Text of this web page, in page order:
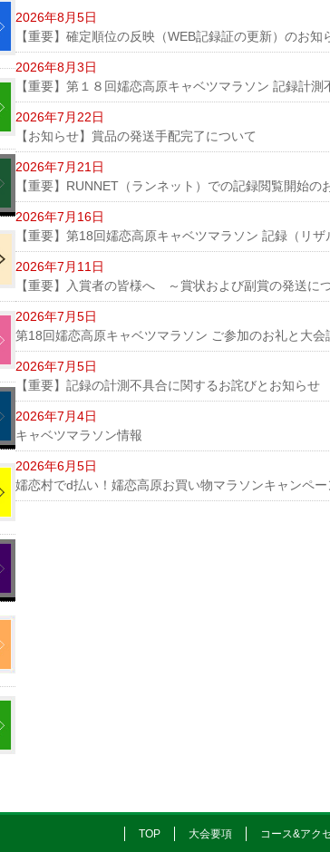
2026年8月5日
【重要】確定順位の反映（WEB記録証の更新）のお知
2026年8月3日
【重要】第１８回嬬恋高原キャベツマラソン 記録計
2026年7月22日
【お知らせ】賞品の発送手配完了について
2026年7月21日
【重要】RUNNET（ランネット）での記録閲覧開始の
2026年7月16日
【重要】第18回嬬恋高原キャベツマラソン 記録（リ
2026年7月11日
【重要】入賞者の皆様へ ～賞状および副賞の発送に
2026年7月5日
第18回嬬恋高原キャベツマラソン ご参加のお礼と大会
2026年7月5日
【重要】記録の計測不具合に関するお詫びとお知らせ
2026年7月4日
キャベツマラソン情報
2026年6月5日
嬬恋村でd払い！嬬恋高原お買い物マラソンキャンペー
TOP 大会要項 コース&アク